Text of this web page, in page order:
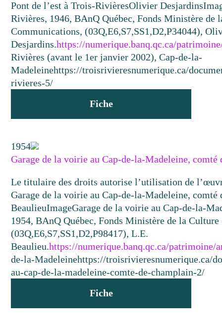
Pont de l’est à Trois-RivièresOlivier Desjardins
Rivières, 1946, BAnQ Québec, Fonds Ministère de
Communications, (03Q,E6,S7,SS1,D2,P34044),
Desjardins.https://numerique.banq.qc.ca/
Rivières (avant le 1er janvier 2002), Cap-de-la-
Madeleinehttps://troisrivieresnumerique.ca/
rivieres-5/
Fiche
1954
Garage de la voirie au Cap-de-la-Madeleine, comté
Le titulaire des droits autorise l’utilisation de
Garage de la voirie au Cap-de-la-Madeleine, comté
BeaulieuImageGarage de la voirie au Cap-de-la-
1954, BAnQ Québec, Fonds Ministère de la
(03Q,E6,S7,SS1,D2,P98417), L.E.
Beaulieu.https://numerique.banq.qc.ca/patrimoine/
de-la-Madeleinehttps://troisrivieresnumerique.ca/
au-cap-de-la-madeleine-comte-de-champlain-2/
Fiche